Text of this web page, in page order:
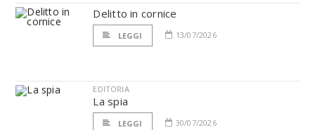
Delitto in cornice
LEGGI 13/07/2026
EDITORIA
La spia
LEGGI 30/07/2026